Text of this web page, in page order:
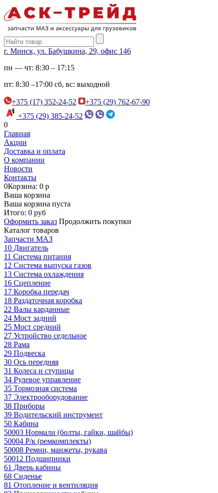
г. Минск, ул. Бабушкина, 29, офис 146
пн — чт: 8:30 – 17:15
пт: 8:30 –17:00 сб, вс: выходной
+375 (17) 352-24-52
+375 (29) 762-67-90
+375 (29) 385-24-52
0
Главная
Акции
Доставка и оплата
О компании
Новости
Контакты
0Корзина: 0 р
Ваша корзина
Ваша корзина пуста
Итого: 0 руб
Оформить заказ Продолжить покупки
Каталог товаров
Запчасти МАЗ
10 Двигатель
11 Система питания
12 Система выпуска газов
13 Система охлаждения
16 Сцепление
17 Коробка передач
18 Раздаточная коробка
22 Валы карданные
24 Мост задний
25 Мост средний
27 Устройство седельное
28 Рама
29 Подвеска
30 Ось передняя
31 Колеса и ступицы
34 Рулевое управление
35 Тормозная система
37 Электрооборудование
38 Приборы
39 Водительский инструмент
50 Кабина
50003 Нормали (болты, гайки, шайбы)
50004 Р/к (ремкомплекты)
50008 Ремни, манжеты, рукава
50012 Подшипники
61 Дверь кабины
68 Сиденье
81 Отопление и вентиляция